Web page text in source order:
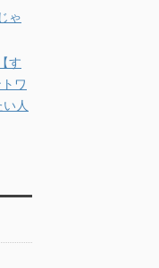
じゃ
【す
ワ
人